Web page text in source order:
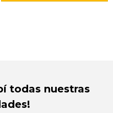
todas nuestras